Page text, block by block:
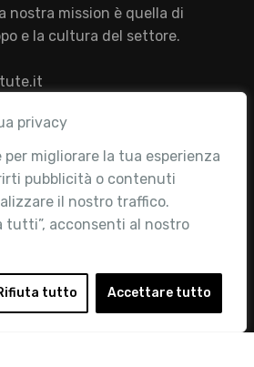
privacy
migliorare la tua esperienza
pubblicità o contenuti
il nostro traffico.
tutti”, acconsenti al nostro
tutto Accettare tutto
nostra mission è quella di
e la cultura del settore.